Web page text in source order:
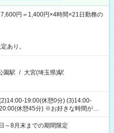
円＝1,400円×4時間×21日勤務の
あり。
園駅 / 大宮(埼玉県)駅
19:00(休憩0分) (3)14:00-
休憩45分) ※お好きな時間が選べ
～8月末までの期間限定